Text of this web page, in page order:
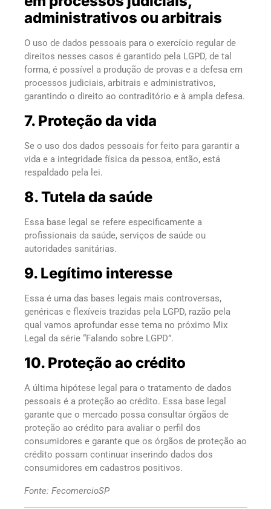
administrativos ou arbitrais
O uso de dados pessoais para o exercício regular de
direitos nesses casos é garantido pela LGPD, de tal
forma, é possível a produção de provas e a defesa em
processos judiciais, arbitrais e administrativos,
garantindo o direito ao contraditório e à ampla defesa.
7. Proteção da vida
Se o uso dos dados pessoais for feito para garantir a
vida e a integridade física da pessoa, então, está
respaldado pela lei.
8. Tutela da saúde
Essa base legal se refere especificamente a
profissionais da saúde, serviços de saúde ou
autoridades sanitárias.
9. Legítimo interesse
Essa é uma das bases legais mais controversas,
genéricas e flexíveis trazidas pela LGPD, razão pela
qual vamos aprofundar esse tema no próximo Mix
Legal da série “Falando sobre LGPD”.
10. Proteção ao crédito
A última hipótese legal para o tratamento de dados
pessoais é a proteção ao crédito. Essa base legal
garante que o mercado possa consultar órgãos de
proteção ao crédito para avaliar o perfil dos
consumidores e garante que os órgãos de proteção ao
crédito possam continuar inserindo dados dos
consumidores em cadastros positivos.
Fonte: FecomercioSP